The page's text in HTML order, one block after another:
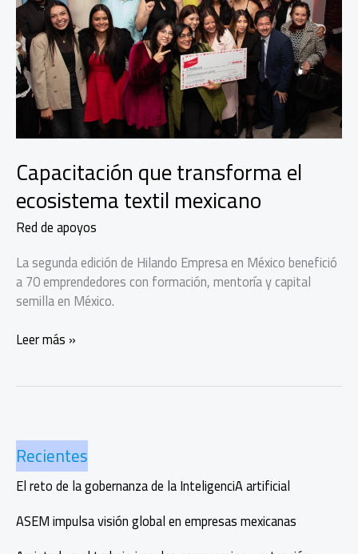
Capacitación que transforma el
ecosistema textil mexicano
Red de apoyos
La segunda edición de Hilando Empresa en México benefició
a 70 emprendedores con formación, mentoría y capital
semilla en México.
Capacitación
textil
mexicano
Leer más »
Recientes
El reto de la gobernanza de la InteligenciA artificial
ASEM impulsa visión global en empresas mexicanas